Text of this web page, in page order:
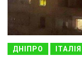
ДНІПРО ІТАЛІЯ